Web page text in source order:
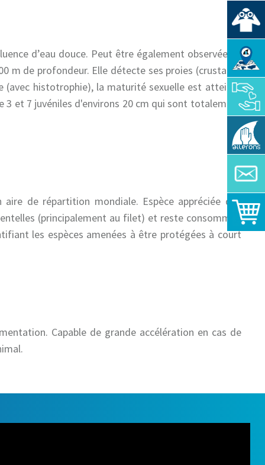
d’eau douce. Peut être également observée au
m de profondeur. Elle détecte ses proies (crustacés
(avec histotrophie), la maturité sexuelle est atteinte
et 7 juvéniles d'environs 20 cm qui sont totalement
aire de répartition mondiale. Espèce appréciée des
(principalement au filet) et reste consommée
les espèces amenées à être protégées à court
Capable de grande accélération en cas de